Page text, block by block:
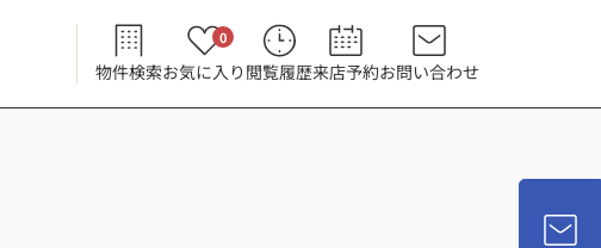
物件検索お気に入り
0
閲覧履歴来店予約お問い合わせ